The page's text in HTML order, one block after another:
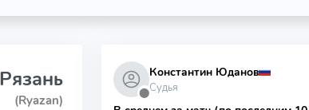
Рязань
(Ryazan) ⬤
Константин Юданов
Судья